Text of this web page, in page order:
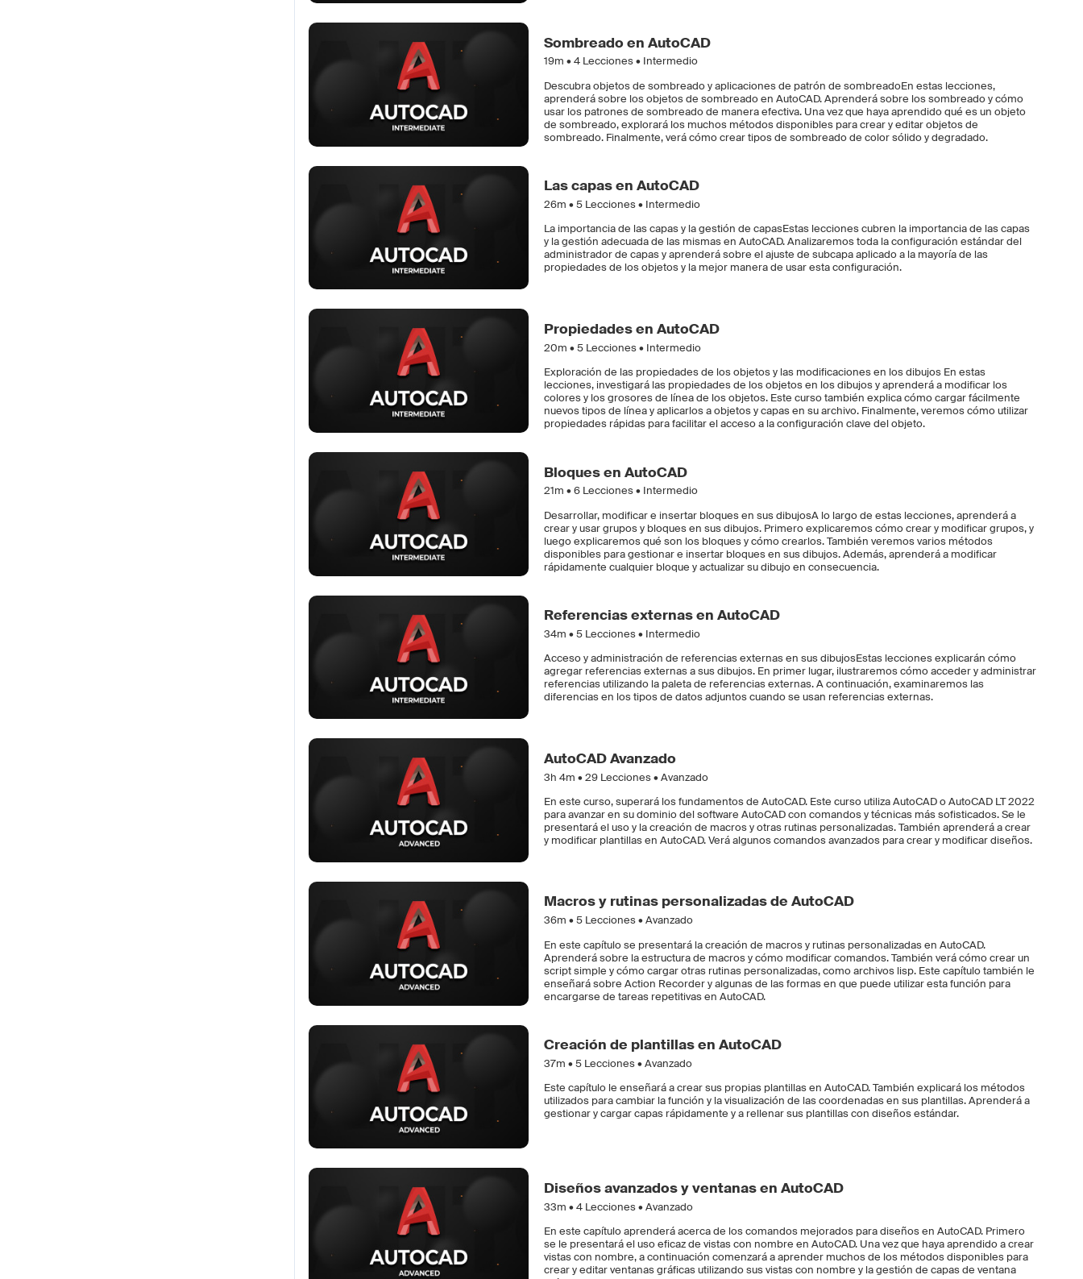
Sombreado en AutoCAD
19m •4Lecciones • Intermedio
Descubra objetos de sombreado y aplicaciones de patrón de sombreadoEn estas lecciones,
aprenderá sobre los objetos de sombreado en AutoCAD. Aprenderá sobre los sombreado y cómo
usar los patrones de sombreado de manera efectiva. Una vez que haya aprendido qué es un objeto
de sombreado, explorará los muchos métodos disponibles para crear y editar objetos de
sombreado. Finalmente, verá cómo crear tipos de sombreado de color sólido y degradado.
Las capas en AutoCAD
26m •5Lecciones • Intermedio
La importancia de las capas y la gestión de capasEstas lecciones cubren la importancia de las capas
y la gestión adecuada de las mismas en AutoCAD. Analizaremos toda la configuración estándar del
administrador de capas y aprenderá sobre el ajuste de subcapa aplicado a la mayoría de las
propiedades de los objetos y la mejor manera de usar esta configuración.
Propiedades en AutoCAD
20m •5Lecciones • Intermedio
Exploración de las propiedades de los objetos y las modificaciones en los dibujos En estas
lecciones, investigará las propiedades de los objetos en los dibujos y aprenderá a modificar los
colores y los grosores de línea de los objetos. Este curso también explica cómo cargar fácilmente
nuevos tipos de línea y aplicarlos a objetos y capas en su archivo. Finalmente, veremos cómo utilizar
propiedades rápidas para facilitar el acceso a la configuración clave del objeto.
Bloques en AutoCAD
21m •6Lecciones • Intermedio
Desarrollar, modificar e insertar bloques en sus dibujosA lo largo de estas lecciones, aprenderá a
crear y usar grupos y bloques en sus dibujos. Primero explicaremos cómo crear y modificar grupos, y
luego explicaremos qué son los bloques y cómo crearlos. También veremos varios métodos
disponibles para gestionar e insertar bloques en sus dibujos. Además, aprenderá a modificar
rápidamente cualquier bloque y actualizar su dibujo en consecuencia.
Referencias externas en AutoCAD
34m •5Lecciones • Intermedio
Acceso y administración de referencias externas en sus dibujosEstas lecciones explicarán cómo
agregar referencias externas a sus dibujos. En primer lugar, ilustraremos cómo acceder y administrar
referencias utilizando la paleta de referencias externas. A continuación, examinaremos las
diferencias en los tipos de datos adjuntos cuando se usan referencias externas.
AutoCAD Avanzado
3h 4m •29Lecciones • Avanzado
En este curso, superará los fundamentos de AutoCAD. Este curso utiliza AutoCAD o AutoCAD LT 2022
para avanzar en su dominio del software AutoCAD con comandos y técnicas más sofisticados. Se le
presentará el uso y la creación de macros y otras rutinas personalizadas. También aprenderá a crear
y modificar plantillas en AutoCAD. Verá algunos comandos avanzados para crear y modificar diseños.
Macros y rutinas personalizadas de AutoCAD
36m •5Lecciones • Avanzado
En este capítulo se presentará la creación de macros y rutinas personalizadas en AutoCAD.
Aprenderá sobre la estructura de macros y cómo modificar comandos. También verá cómo crear un
script simple y cómo cargar otras rutinas personalizadas, como archivos lisp. Este capítulo también le
enseñará sobre Action Recorder y algunas de las formas en que puede utilizar esta función para
encargarse de tareas repetitivas en AutoCAD.
Creación de plantillas en AutoCAD
37m •5Lecciones • Avanzado
Este capítulo le enseñará a crear sus propias plantillas en AutoCAD. También explicará los métodos
utilizados para cambiar la función y la visualización de las coordenadas en sus plantillas. Aprenderá a
gestionar y cargar capas rápidamente y a rellenar sus plantillas con diseños estándar.
Diseños avanzados y ventanas en AutoCAD
33m •4Lecciones • Avanzado
En este capítulo aprenderá acerca de los comandos mejorados para diseños en AutoCAD. Primero
se le presentará el uso eficaz de vistas con nombre en AutoCAD. Una vez que haya aprendido a crear
vistas con nombre, a continuación comenzará a aprender muchos de los métodos disponibles para
crear y editar ventanas gráficas utilizando sus vistas con nombre y la gestión de capas de ventana